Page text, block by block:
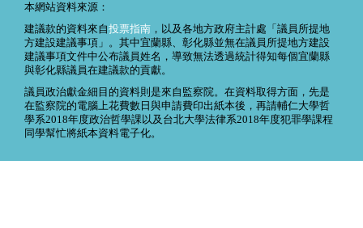
本網站資料來源：
建議款的資料來自投票指南 ，以及各地方政府主計處「議員所提地
方建設建議事項」。其中宜蘭縣、彰化縣並無在議員所提地方建設
建議事項文件中公布議員姓名，導致無法透過統計得知每個宜蘭縣
與彰化縣議員在建議款的貢獻。
議員政治獻金細目的資料則是來自監察院。在資料取得方面，先是
在監察院的電腦上花費數日與申請費印出紙本後，再請輔仁大學哲
學系2018年度政治哲學課以及台北大學法律系2018年度犯罪學課程
同學幫忙將紙本資料電子化。